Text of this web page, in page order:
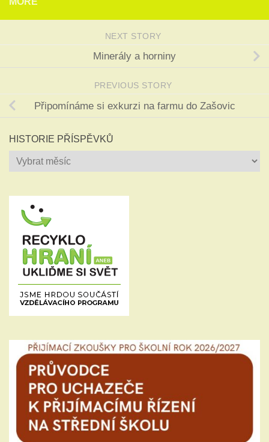
NEXT STORY
Minerály a horniny
PREVIOUS STORY
Připomínáme si exkurzi na farmu do Zašovic
HISTORIE PŘÍSPĚVKŮ
Historie